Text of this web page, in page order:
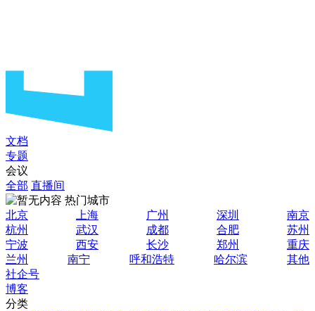
文档
专题
会议
全部 直播间
热门城市
北京
上海 广州 深圳
南京
杭州
武汉 成都 合肥
苏州
宁波
西安 长沙 郑州
重庆
兰州
南宁 呼和浩特 哈尔滨
其他
社企号
博客
分类